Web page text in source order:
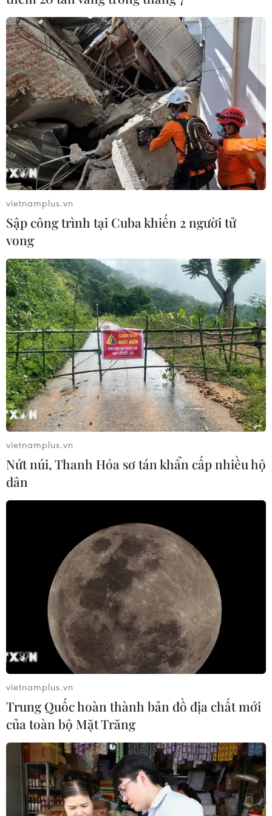
vietnamplus.vn
Sập công trình tại Cuba khiến 2 người tử
vong
vietnamplus.vn
Nứt núi, Thanh Hóa sơ tán khẩn cấp nhiều hộ
dân
vietnamplus.vn
Trung Quốc hoàn thành bản đồ địa chất mới
của toàn bộ Mặt Trăng